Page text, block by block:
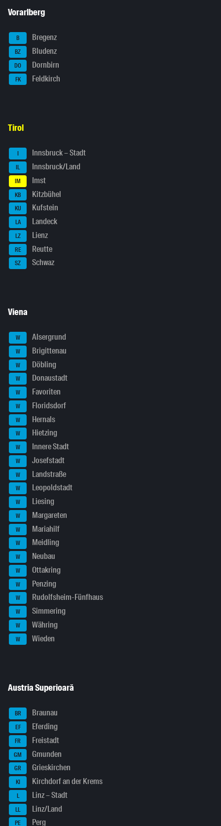
Vorarlberg
B Bregenz
BZ Bludenz
DO Dornbirn
FK Feldkirch
Tirol
I Innsbruck – Stadt
IL Innsbruck/Land
IM Imst
KB Kitzbühel
KU Kufstein
LA Landeck
LZ Lienz
RE Reutte
SZ Schwaz
Viena
W Alsergrund
W Brigittenau
W Döbling
W Donaustadt
W Favoriten
W Floridsdorf
W Hernals
W Hietzing
W Innere Stadt
W Josefstadt
W Landstraße
W Leopoldstadt
W Liesing
W Margareten
W Mariahilf
W Meidling
W Neubau
W Ottakring
W Penzing
W Rudolfsheim-Fünfhaus
W Simmering
W Währing
W Wieden
Austria Superioară
BR Braunau
EF Eferding
FR Freistadt
GM Gmunden
GR Grieskirchen
KI Kirchdorf an der Krems
L Linz – Stadt
LL Linz/Land
PE Perg